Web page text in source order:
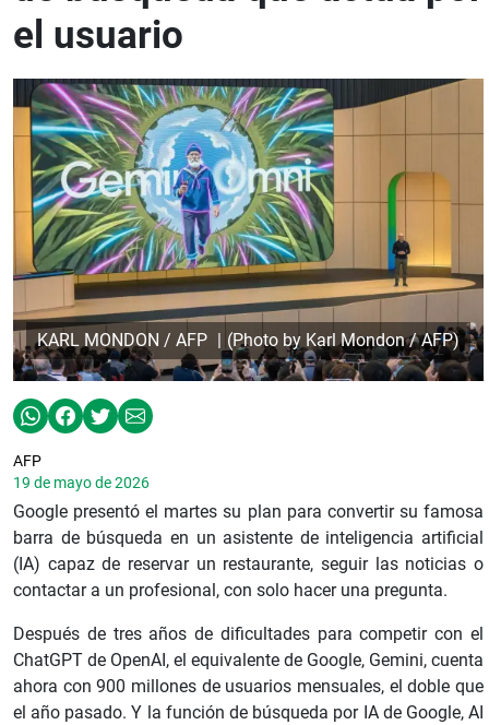
el usuario
(Photo by Karl Mondon / AFP)
KARL MONDON / AFP
AFP
19 de mayo de 2026
Google presentó el martes su plan para convertir su famosa
barra de búsqueda en un asistente de inteligencia artificial
(IA) capaz de reservar un restaurante, seguir las noticias o
contactar a un profesional, con solo hacer una pregunta.
Después de tres años de dificultades para competir con el
ChatGPT de OpenAI, el equivalente de Google, Gemini, cuenta
ahora con 900 millones de usuarios mensuales, el doble que
el año pasado. Y la función de búsqueda por IA de Google, AI